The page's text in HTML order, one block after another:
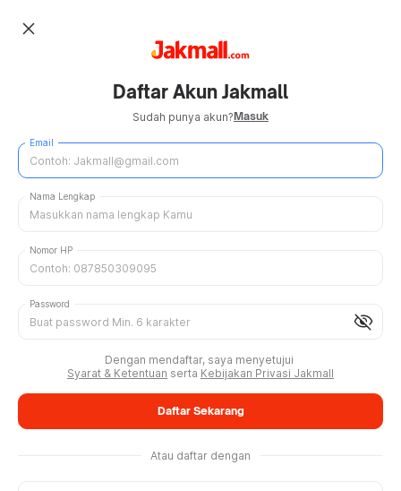
close
Daftar Akun Jakmall
Sudah punya akun?Masuk
Email
Nama Lengkap
Nomor HP
visibility_off
Password
Dengan mendaftar, saya menyetujui
Syarat & Ketentuan serta Kebijakan Privasi Jakmall
Daftar Sekarang
Atau daftar dengan